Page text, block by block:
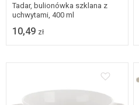
Tadar, bulionówka szklana z
uchwytami, 400 ml
10,49 zł